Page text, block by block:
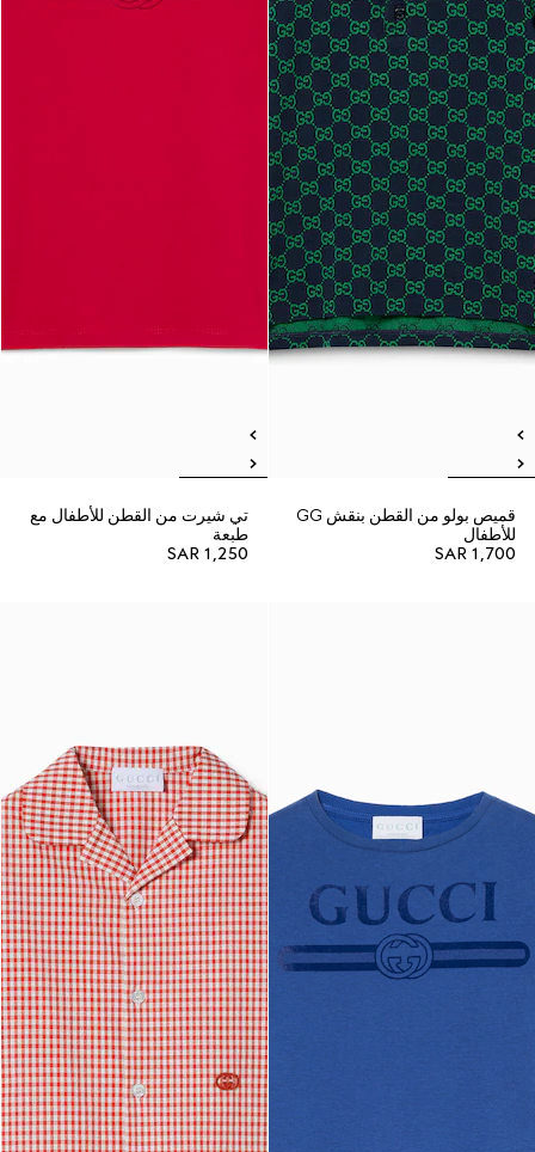
قميص بولو من القطن بنقش GG
للأطفال
SAR 1,700
تي شيرت من القطن للأطفال مع
طبعة
SAR 1,250